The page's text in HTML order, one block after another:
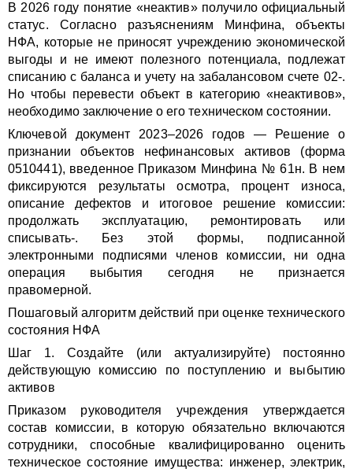
В 2026 году понятие «неактив» получило официальный
статус. Согласно разъяснениям Минфина, объекты
НФА, которые не приносят учреждению экономической
выгоды и не имеют полезного потенциала, подлежат
списанию с баланса и учету на забалансовом счете 02-.
Но чтобы перевести объект в категорию «неактивов»,
необходимо заключение о его техническом состоянии.
Ключевой документ 2023–2026 годов — Решение о
признании объектов нефинансовых активов (форма
0510441), введенное Приказом Минфина № 61н. В нем
фиксируются результаты осмотра, процент износа,
описание дефектов и итоговое решение комиссии:
продолжать эксплуатацию, ремонтировать или
списывать-. Без этой формы, подписанной
электронными подписями членов комиссии, ни одна
операция выбытия сегодня не признается
правомерной.
Пошаговый алгоритм действий при оценке технического
состояния НФА
Шаг 1. Создайте (или актуализируйте) постоянно
действующую комиссию по поступлению и выбытию
активов
Приказом руководителя учреждения утверждается
состав комиссии, в которую обязательно включаются
сотрудники, способные квалифицированно оценить
техническое состояние имущества: инженер, электрик,